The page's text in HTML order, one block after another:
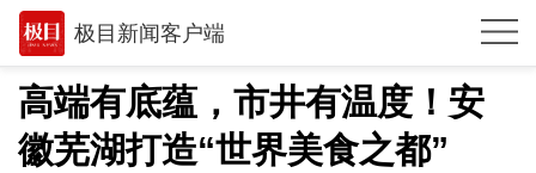
极目新闻客户端
推荐
观点
高端有底蕴，市井有温度！安
徽芜湖打造“世界美食之都”